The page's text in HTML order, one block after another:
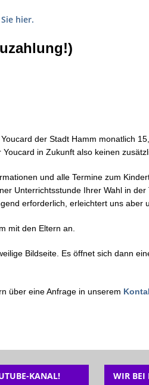
hier.
der Stadt Hamm monatlich
in Zukunft also keinen
und alle Termine zum
Unterrichtsstunde Ihrer Wahl in
erforderlich, erleichtert uns aber
mit den Eltern an.
Bildseite. Es öffnet sich dann
über eine Anfrage in unserem
KANAL! WIR BEI